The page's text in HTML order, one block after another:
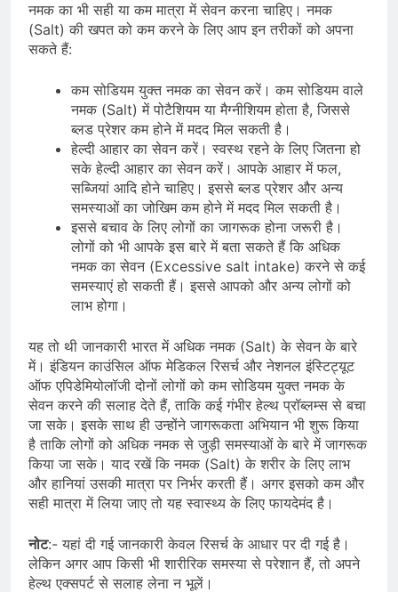
नमक का भी सही या कम मात्रा में सेवन करना चाहिए। नमक
(Salt) की खपत को कम करने के लिए आप इन तरीकों को अपना
सकते हैं:
कम सोडियम युक्त नमक का सेवन करें। कम सोडियम वाले
नमक (Salt) में पोटैशियम या मैग्नीशियम होता है, जिससे
ब्लड प्रेशर कम होने में मदद मिल सकती है।
हेल्दी आहार का सेवन करें। स्वस्थ रहने के लिए जितना हो
सके हेल्दी आहार का सेवन करें। आपके आहार में फल,
सब्जियां आदि होने चाहिए। इससे ब्लड प्रेशर और अन्य
समस्याओं का जोखिम कम होने में मदद मिल सकती है।
इससे बचाव के लिए लोगों का जागरूक होना जरूरी है।
लोगों को भी आपके इस बारे में बता सकते हैं कि अधिक
नमक का सेवन (Excessive salt intake) करने से कई
समस्याएं हो सकती हैं। इससे आपको और अन्य लोगों को
लाभ होगा।
यह तो थी जानकारी भारत में अधिक नमक (Salt) के सेवन के बारे
में। इंडियन काउंसिल ऑफ मेडिकल रिसर्च और नेशनल इंस्टिट्यूट
ऑफ एपिडेमियोलॉजी दोनों लोगों को कम सोडियम युक्त नमक के
सेवन करने की सलाह देते हैं, ताकि कई गंभीर हेल्थ प्रॉब्लम्स से बचा
जा सके। इसके साथ ही उन्होंने जागरूकता अभियान भी शुरू किया
है ताकि लोगों को अधिक नमक से जुड़ी समस्याओं के बारे में जागरूक
किया जा सके। याद रखें कि नमक (Salt) के शरीर के लिए लाभ
और हानियां उसकी मात्रा पर निर्भर करती हैं। अगर इसको कम और
सही मात्रा में लिया जाए तो यह स्वास्थ्य के लिए फायदेमंद है।
नोट:- यहां दी गई जानकारी केवल रिसर्च के आधार पर दी गई है।
लेकिन अगर आप किसी भी शारीरिक समस्या से परेशान हैं, तो अपने
हेल्थ एक्सपर्ट से सलाह लेना न भूलें।